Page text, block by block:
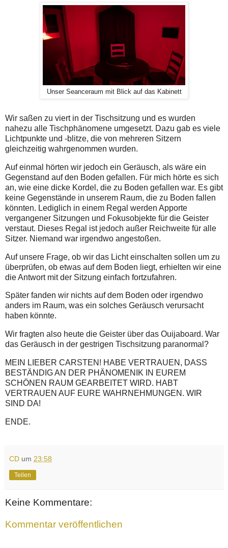
Unser Seanceraum mit Blick auf das Kabinett
Wir saßen zu viert in der Tischsitzung und es wurden
nahezu alle Tischphänomene umgesetzt. Dazu gab es viele
Lichtpunkte und -blitze, die von mehreren Sitzern
gleichzeitig wahrgenommen wurden.
Auf einmal hörten wir jedoch ein Geräusch, als wäre ein
Gegenstand auf den Boden gefallen. Für mich hörte es sich
an, wie eine dicke Kordel, die zu Boden gefallen war. Es gibt
keine Gegenstände in unserem Raum, die zu Boden fallen
könnten. Lediglich in einem Regal werden Apporte
vergangener Sitzungen und Fokusobjekte für die Geister
verstaut. Dieses Regal ist jedoch außer Reichweite für alle
Sitzer. Niemand war irgendwo angestoßen.
Auf unsere Frage, ob wir das Licht einschalten sollen um zu
überprüfen, ob etwas auf dem Boden liegt, erhielten wir eine
die Antwort mit der Sitzung einfach fortzufahren.
Später fanden wir nichts auf dem Boden oder irgendwo
anders im Raum, was ein solches Geräusch verursacht
haben könnte.
Wir fragten also heute die Geister über das Ouijaboard. War
das Geräusch in der gestrigen Tischsitzung paranormal?
MEIN LIEBER CARSTEN! HABE VERTRAUEN, DASS
BESTÄNDIG AN DER PHÄNOMENIK IN EUREM
SCHÖNEN RAUM GEARBEITET WIRD. HABT
VERTRAUEN AUF EURE WAHRNEHMUNGEN. WIR
SIND DA!
ENDE.
CD um 23:58
Teilen
Keine Kommentare:
Kommentar veröffentlichen